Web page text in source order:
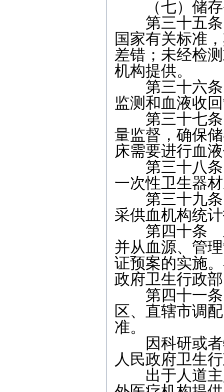
（七）储存
第三十五条
国家有关标准
差错；未经检
机构提供。
第三十六条
监测和血液收
第三十七条
量监督，确保
床需要进行血
第三十八条
一次性卫生器
第三十九条
采供血机构统
第四十条 血
并从血源、管
证预案的实施
政府卫生行政
第四十一条
区、直辖市调
准。
因科研或者
人民政府卫生
出于人道主